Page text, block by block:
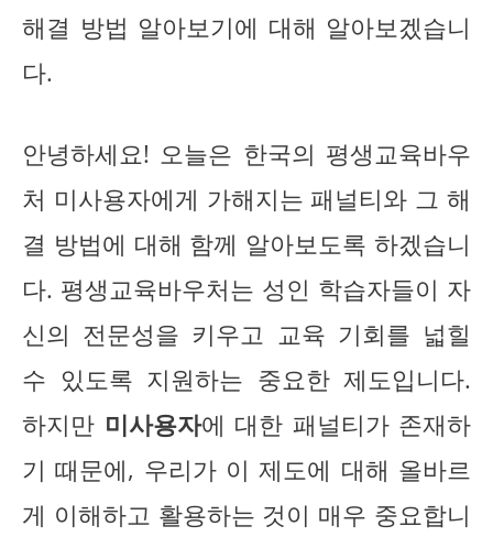
해결 방법 알아보기에 대해 알아보겠습니
다.
안녕하세요! 오늘은 한국의 평생교육바우
처 미사용자에게 가해지는 패널티와 그 해
결 방법에 대해 함께 알아보도록 하겠습니
다. 평생교육바우처는 성인 학습자들이 자
신의 전문성을 키우고 교육 기회를 넓힐
수 있도록 지원하는 중요한 제도입니다.
하지만 미사용자에 대한 패널티가 존재하
기 때문에, 우리가 이 제도에 대해 올바르
게 이해하고 활용하는 것이 매우 중요합니